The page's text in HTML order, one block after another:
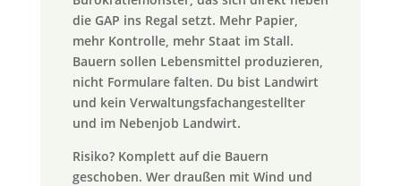
die GAP ins Regal setzt. Mehr Papier,
mehr Kontrolle, mehr Staat im Stall.
Bauern sollen Lebensmittel produzieren,
nicht Formulare falten. Du bist Landwirt
und kein Verwaltungsfachangestellter
und im Nebenjob Landwirt.
Risiko? Komplett auf die Bauern
geschoben. Wer draußen mit Wind und